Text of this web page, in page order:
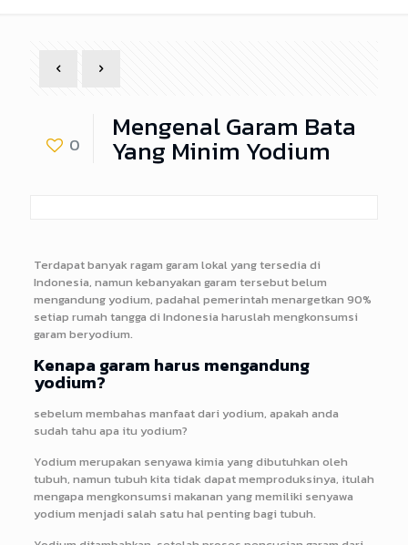
0 Mengenal Garam Bata
Yang Minim Yodium
Terdapat banyak ragam garam lokal yang tersedia di
Indonesia, namun kebanyakan garam tersebut belum
mengandung yodium, padahal pemerintah menargetkan 90%
setiap rumah tangga di Indonesia haruslah mengkonsumsi
garam beryodium.
Kenapa garam harus mengandung
yodium?
sebelum membahas manfaat dari yodium, apakah anda
sudah tahu apa itu yodium?
Yodium merupakan senyawa kimia yang dibutuhkan oleh
tubuh, namun tubuh kita tidak dapat memproduksinya, itulah
mengapa mengkonsumsi makanan yang memiliki senyawa
yodium menjadi salah satu hal penting bagi tubuh.